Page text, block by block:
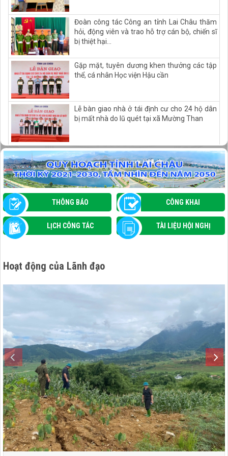
Đoàn công tác Công an tỉnh Lai Châu thăm
hỏi, động viên và trao hỗ trợ cán bộ, chiến sĩ
bị thiệt hại...
Gặp mặt, tuyên dương khen thưởng các tập
thể, cá nhân Học viện Hậu cần
Lễ bàn giao nhà ở tái định cư cho 24 hộ dân
bị mất nhà do lũ quét tại xã Mường Than
GIAO BAN ĐIỂM GIAO DỊCH NGÂN HÀNG
CHÍNH SÁCH XÃ HỘI THÁNG 7/2026
THÔNG BÁO CÔNG KHAI
LỊCH CÔNG TÁC TÀI LIỆU HỘI NGHỊ
Hoạt động của Lãnh đạo